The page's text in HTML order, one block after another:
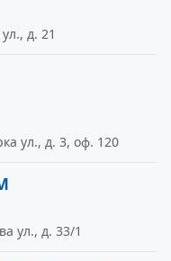
д. 21
ул., д. 3, оф. 120
ул., д. 33/1